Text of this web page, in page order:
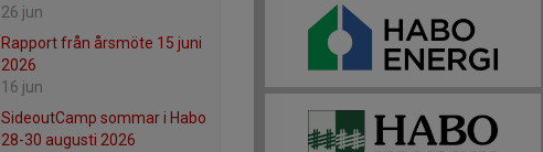
26 jun
Rapport från årsmöte 15 juni
2026
16 jun
SideoutCamp sommar i Habo
28-30 augusti 2026